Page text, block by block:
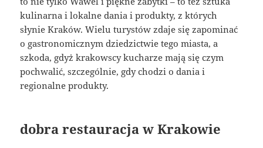
kulinarna i lokalne dania i produkty, z których
słynie Kraków. Wielu turystów zdaje się zapominać
o gastronomicznym dziedzictwie tego miasta, a
szkoda, gdyż krakowscy kucharze mają się czym
pochwalić, szczególnie, gdy chodzi o dania i
regionalne produkty.
dobra restauracja w Krakowie